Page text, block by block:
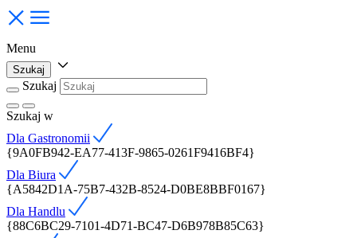
Menu
Szukaj
Szukaj
Szukaj w
Dla Gastronomii
{9A0FB942-EA77-413F-9865-0261F9416BF4}
Dla Biura
{A5842D1A-75B7-432B-8524-D0BE8BBF0167}
Dla Handlu
{88C6BC29-7101-4D71-BC47-D6B978B85C63}